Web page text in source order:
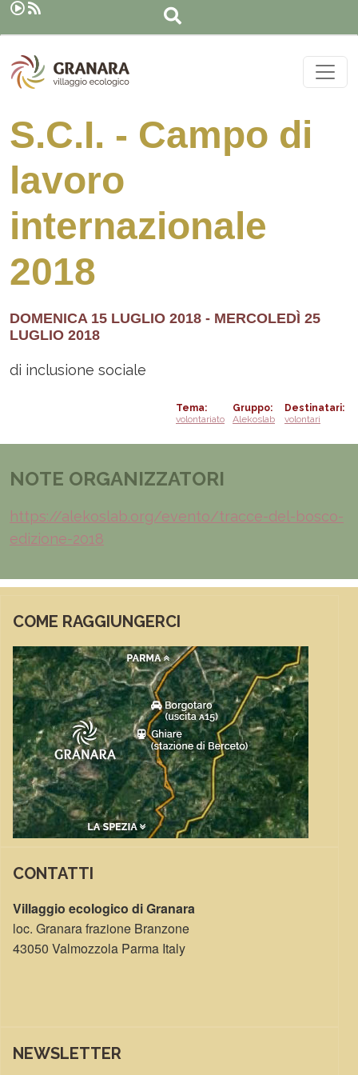
Salta al contenuto principale
S.C.I. - Campo di
lavoro
internazionale
2018
DOMENICA 15 LUGLIO 2018 - MERCOLEDÌ 25
LUGLIO 2018
di inclusione sociale
Destinatari
volontari
Gruppo
Alekoslab
Tema
volontariato
NOTE ORGANIZZATORI
https://alekoslab.org/evento/tracce-del-bosco-
edizione-2018
COME RAGGIUNGERCI
CONTATTI
Villaggio ecologico di Granara
loc. Granara frazione Branzone
43050 Valmozzola Parma Italy
NEWSLETTER